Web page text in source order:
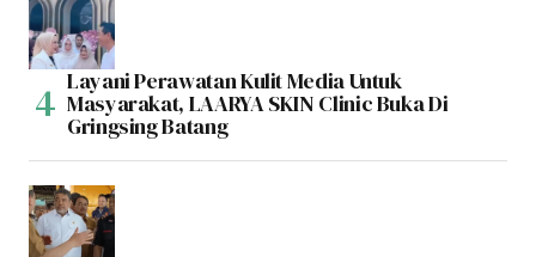
Layani Perawatan Kulit Media Untuk
Masyarakat, LAARYA SKIN Clinic Buka Di
Gringsing Batang